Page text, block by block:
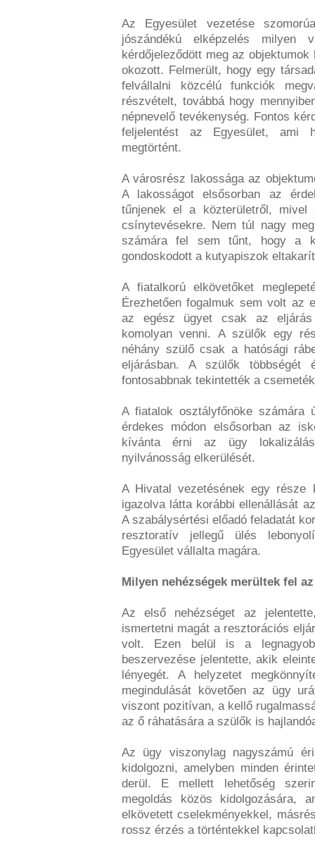
Az Egyesület vezetése
jószándékú elképzelés milyen
kérdőjeleződött meg az
okozott. Felmerült, hogy egy
felvállalni közcélú funkciók
részvételt, továbbá hogy
népnevelő tevékenység. Fontos
feljelentést az Egyesület, ami
megtörtént.
A városrész lakossága az
A lakosságot elsősorban az
tűnjenek el a közterületről,
csínytevésekre. Nem túl nagy
számára fel sem tűnt, hogy a
gondoskodott a kutyapiszok
A fiatalkorú elkövetőket
Érezhetően fogalmuk sem volt az
az egész ügyet csak az eljárás
komolyan venni. A szülők egy
néhány szülő csak a hatósági
eljárásban. A szülők
fontosabbnak tekintették a
A fiatalok osztályfőnöke számára
érdekes módon elsősorban az
kívánta érni az ügy
nyilvánosság elkerülését.
A Hivatal vezetésének egy része
igazolva látta korábbi ellenállását
A szabálysértési előadó feladatát
resztoratív jellegű ülés
Egyesület vállalta magára.
Milyen nehézségek merültek fel
Az első nehézséget az
ismertetni magát a resztorációs
volt. Ezen belül is a
beszervezése jelentette, akik
lényegét. A helyzetet
megindulását követően az ügy
viszont pozitívan, a kellő
az ő ráhatására a szülők is
Az ügy viszonylag nagyszámú
kidolgozni, amelyben minden
derül. E mellett lehetőség
megoldás közös kidolgozására,
elkövetett cselekményekkel,
rossz érzés a történtekkel